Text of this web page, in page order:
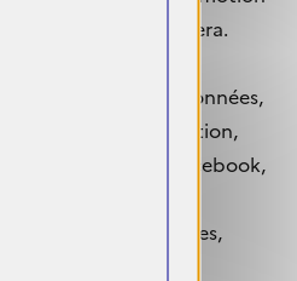
qui en découlera.
sélectionnées,
de l’exposition,
réseaux sociaux (Facebook,
etc),
(sites partenaires,
nationaux et